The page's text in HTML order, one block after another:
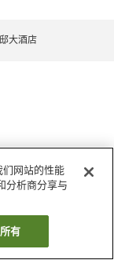
大酒店
们网站的性能
分析商分享与
有